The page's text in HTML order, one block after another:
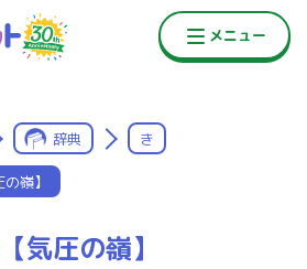
辞典 き
嶺】
気圧の嶺】